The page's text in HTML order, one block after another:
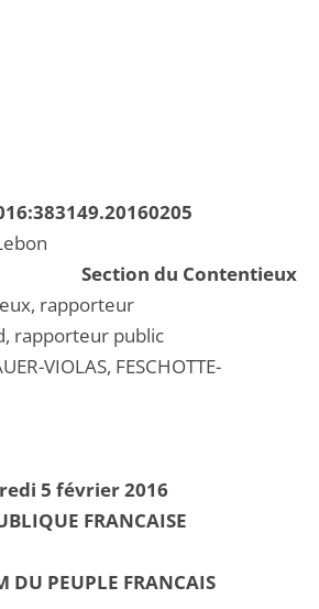
Section du Contentieux
rapporteur
rapporteur public
VIOLAS, FESCHOTTE-
5 février 2016
FRANCAISE
DU PEUPLE FRANCAIS